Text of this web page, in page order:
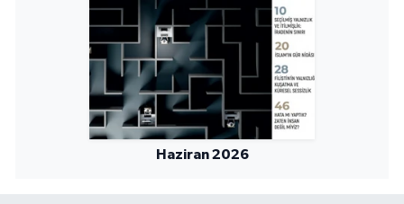
Haziran 2026
Sinop Müftülüğü
Sivas Müftülüğü
Şanlıurfa Müftülüğü
Şırnak Müftülüğü